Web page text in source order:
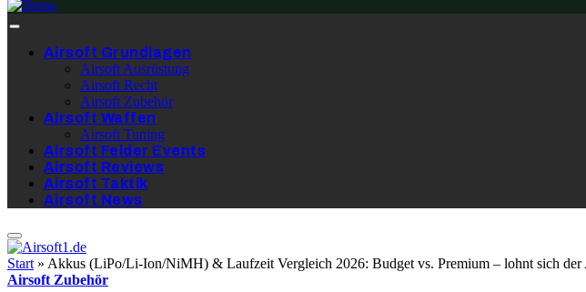
Airsoft Grundlagen
Airsoft Ausrüstung
Airsoft Recht
Airsoft Zubehör
Airsoft Waffen
Airsoft Tuning
Airsoft Felder Events
Airsoft Reviews
Airsoft Taktik
Airsoft News
Start » Akkus (LiPo/Li-Ion/NiMH) & Laufzeit Vergleich 2026: Budget vs. Premium – lohnt sich der
Airsoft Zubehör